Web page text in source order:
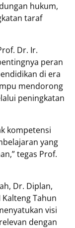
hukum,
taraf
Dr. Ir.
peran
di era
mendorong
peningkatan
kompetensi
yang
tegas Prof.
Dr. Diplan,
Tahun
visi
dengan